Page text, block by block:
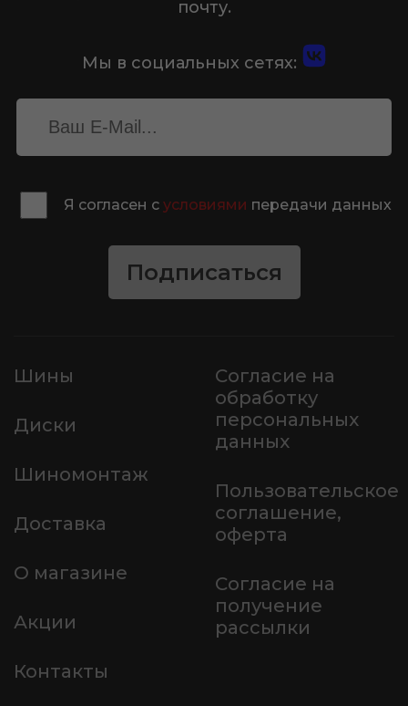
почту.
Мы в социальных сетях:
Я согласен с условиями передачи данных
Подписаться
Шины
Диски
Шиномонтаж
Доставка
О магазине
Акции
Контакты
Согласие на
обработку
персональных
данных
Пользовательское
соглашение,
оферта
Согласие на
получение
рассылки